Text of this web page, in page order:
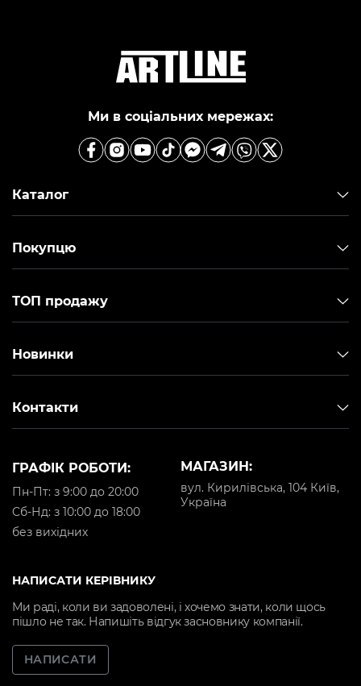
Ми в соціальних мережах:
Каталог
Покупцю
ТОП продажу
Новинки
Контакти
МАГАЗИН:
вул. Кирилівська, 104 Київ,
Україна
ГРАФІК РОБОТИ:
Пн-Пт: з 9:00 до 20:00
Cб-Нд: з 10:00 до 18:00
без вихідних
НАПИСАТИ КЕРІВНИКУ
Ми раді, коли ви задоволені, і хочемо знати, коли щось
пішло не так. Напишіть відгук засновнику компанії.
НАПИСАТИ